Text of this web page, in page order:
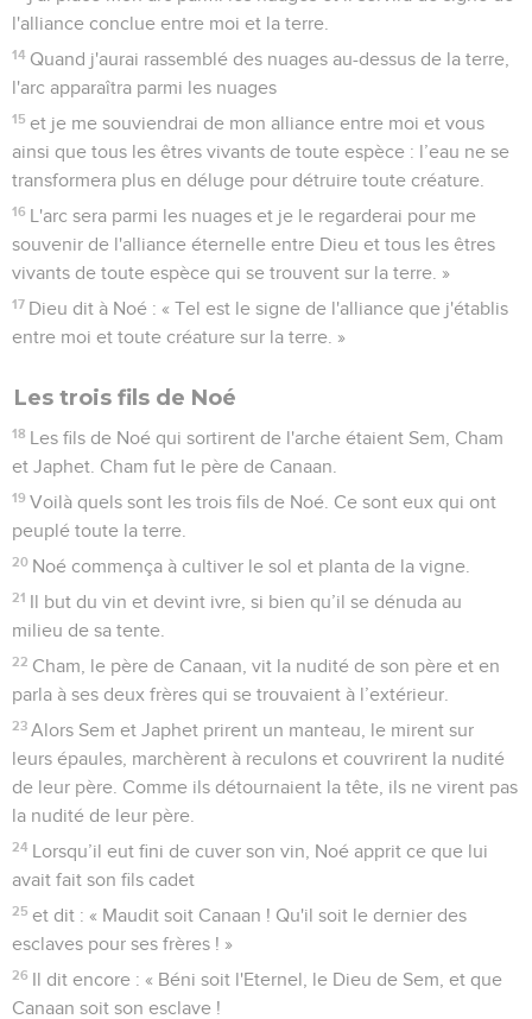
l'alliance conclue entre moi et la terre.
14 Quand j'aurai rassemblé des nuages au-dessus de la terre,
l'arc apparaîtra parmi les nuages
15 et je me souviendrai de mon alliance entre moi et vous
ainsi que tous les êtres vivants de toute espèce : l’eau ne se
transformera plus en déluge pour détruire toute créature.
16 L'arc sera parmi les nuages et je le regarderai pour me
souvenir de l'alliance éternelle entre Dieu et tous les êtres
vivants de toute espèce qui se trouvent sur la terre. »
17 Dieu dit à Noé : « Tel est le signe de l'alliance que j'établis
entre moi et toute créature sur la terre. »
Les trois fils de Noé
18 Les fils de Noé qui sortirent de l'arche étaient Sem, Cham
et Japhet. Cham fut le père de Canaan.
19 Voilà quels sont les trois fils de Noé. Ce sont eux qui ont
peuplé toute la terre.
20 Noé commença à cultiver le sol et planta de la vigne.
21 Il but du vin et devint ivre, si bien qu’il se dénuda au
milieu de sa tente.
22 Cham, le père de Canaan, vit la nudité de son père et en
parla à ses deux frères qui se trouvaient à l’extérieur.
23 Alors Sem et Japhet prirent un manteau, le mirent sur
leurs épaules, marchèrent à reculons et couvrirent la nudité
de leur père. Comme ils détournaient la tête, ils ne virent pas
la nudité de leur père.
24 Lorsqu’il eut fini de cuver son vin, Noé apprit ce que lui
avait fait son fils cadet
25 et dit : « Maudit soit Canaan ! Qu'il soit le dernier des
esclaves pour ses frères ! »
26 Il dit encore : « Béni soit l'Eternel, le Dieu de Sem, et que
Canaan soit son esclave !